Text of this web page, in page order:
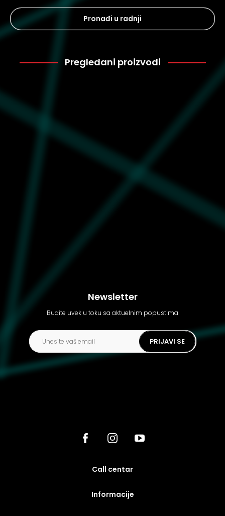
Pronađi u radnji
Pregledani proizvodi
Newsletter
Budite uvek u toku sa aktuelnim popustima
PRIJAVI SE
call centar
Informacije